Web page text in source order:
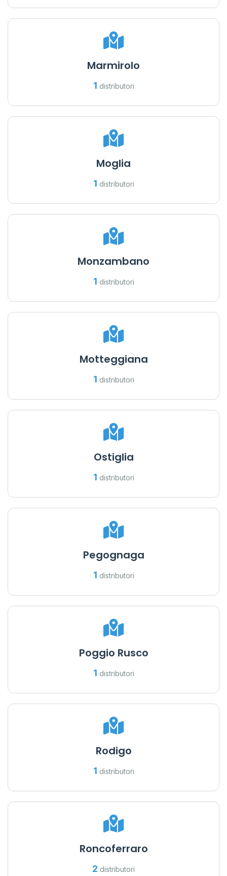
Marmirolo
1 distributori
Moglia
1 distributori
Monzambano
1 distributori
Motteggiana
1 distributori
Ostiglia
1 distributori
Pegognaga
1 distributori
Poggio Rusco
1 distributori
Rodigo
1 distributori
Roncoferraro
2 distributori